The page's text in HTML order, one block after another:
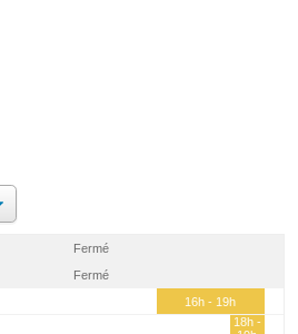
Fermé
Fermé
16h - 19h
18h -